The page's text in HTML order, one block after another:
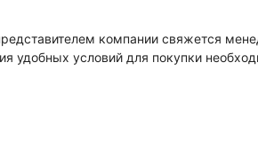
компании свяжется
удобных условий для покупки